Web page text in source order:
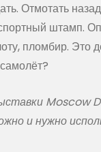
Отмотать
штамп.
пломбир. Это
Moscow
и нужно